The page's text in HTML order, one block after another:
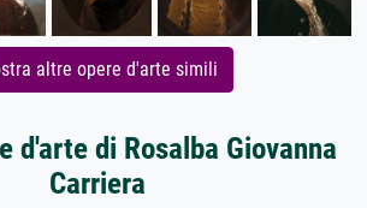
altre opere d'arte simili
d'arte di Rosalba Giovanna
Carriera